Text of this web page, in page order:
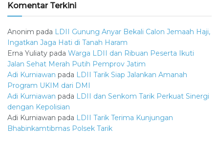
Komentar Terkini
Anonim pada LDII Gunung Anyar Bekali Calon Jemaah Haji,
Ingatkan Jaga Hati di Tanah Haram
Erna Yuliaty pada Warga LDII dan Ribuan Peserta Ikuti
Jalan Sehat Merah Putih Pemprov Jatim
Adi Kurniawan pada LDII Tarik Siap Jalankan Amanah
Program UKIM dari DMI
Adi Kurniawan pada LDII dan Senkom Tarik Perkuat Sinergi
dengan Kepolisian
Adi Kurniawan pada LDII Tarik Terima Kunjungan
Bhabinkamtibmas Polsek Tarik